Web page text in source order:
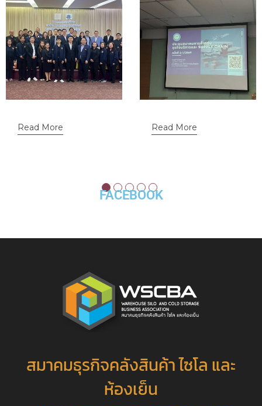
Read More Read More
FACEBOOK
สมาคมธุรกิจคลังสินค้า ไซโล และ
ห้องเย็น